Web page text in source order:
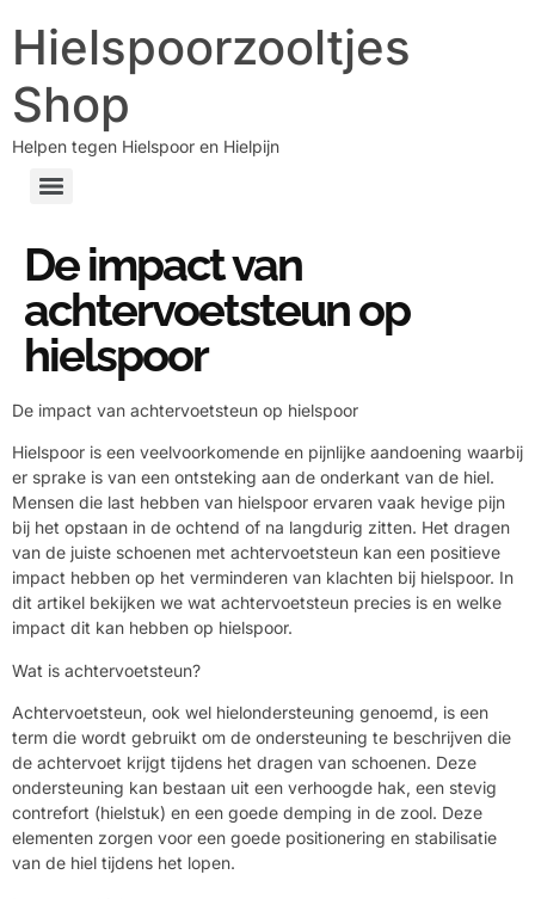
Hielspoorzooltjes
Shop
Helpen tegen Hielspoor en Hielpijn
De impact van
achtervoetsteun op
hielspoor
De impact van achtervoetsteun op hielspoor
Hielspoor is een veelvoorkomende en pijnlijke aandoening waarbij
er sprake is van een ontsteking aan de onderkant van de hiel.
Mensen die last hebben van hielspoor ervaren vaak hevige pijn
bij het opstaan in de ochtend of na langdurig zitten. Het dragen
van de juiste schoenen met achtervoetsteun kan een positieve
impact hebben op het verminderen van klachten bij hielspoor. In
dit artikel bekijken we wat achtervoetsteun precies is en welke
impact dit kan hebben op hielspoor.
Wat is achtervoetsteun?
Achtervoetsteun, ook wel hielondersteuning genoemd, is een
term die wordt gebruikt om de ondersteuning te beschrijven die
de achtervoet krijgt tijdens het dragen van schoenen. Deze
ondersteuning kan bestaan uit een verhoogde hak, een stevig
contrefort (hielstuk) en een goede demping in de zool. Deze
elementen zorgen voor een goede positionering en stabilisatie
van de hiel tijdens het lopen.